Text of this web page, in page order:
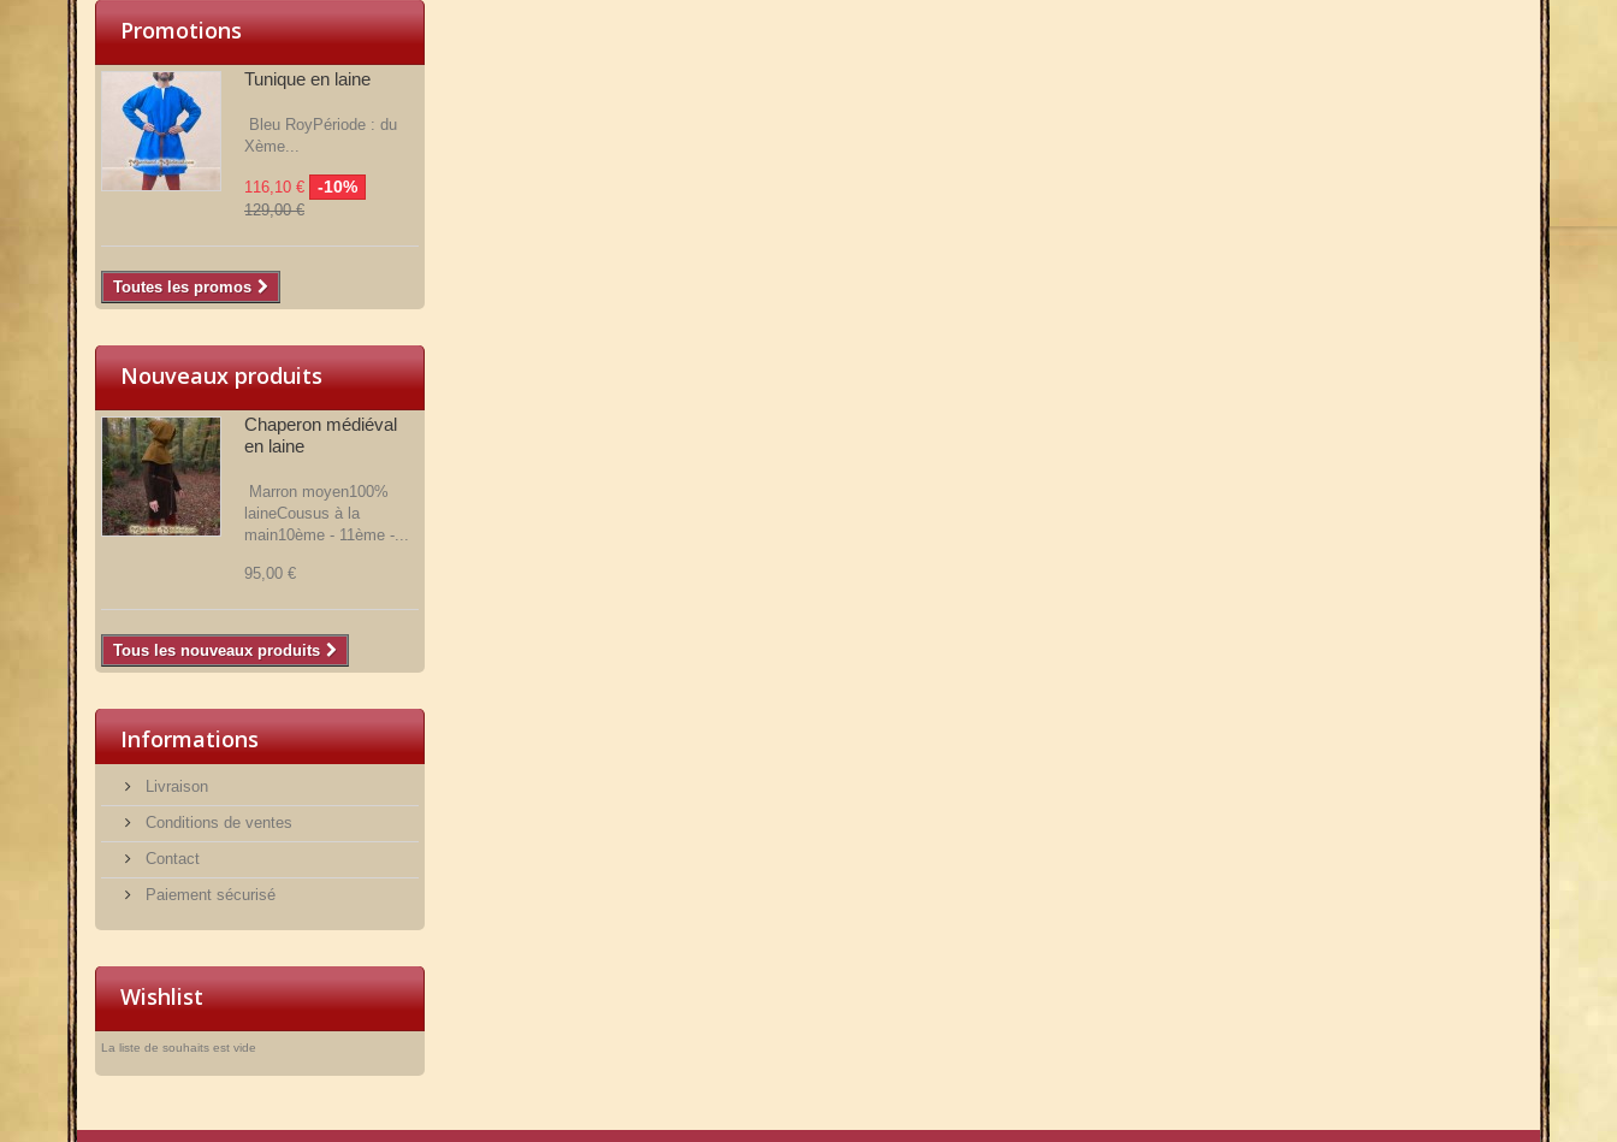
Promotions
Tunique en laine
Bleu RoyPériode : du
Xème...
116,10 € -10%
129,00 €
Toutes les promos
Nouveaux produits
Chaperon médiéval
en laine
Marron moyen100%
laineCousus à la
main10ème - 11ème -...
95,00 €
Tous les nouveaux produits
Informations
Livraison
Conditions de ventes
Contact
Paiement sécurisé
Wishlist
La liste de souhaits est vide